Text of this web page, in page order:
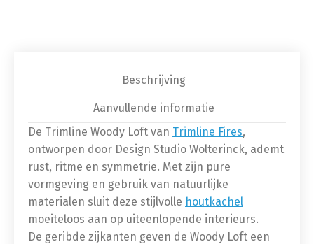
Beschrijving
Aanvullende informatie
De Trimline Woody Loft van Trimline Fires,
ontworpen door Design Studio Wolterinck, ademt
rust, ritme en symmetrie. Met zijn pure
vormgeving en gebruik van natuurlijke
materialen sluit deze stijlvolle houtkachel
moeiteloos aan op uiteenlopende interieurs.
De geribde zijkanten geven de Woody Loft een